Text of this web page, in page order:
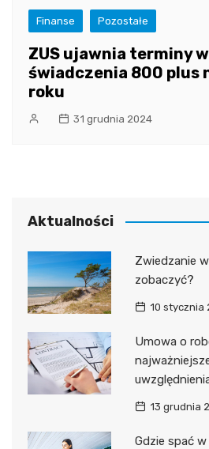
Finanse Pozostałe
ZUS ujawnia terminy
świadczenia 800 plus
roku
31 grudnia 2024
Aktualności
Zwiedzanie
zobaczyć?
10 stycznia
Umowa o
13 grudnia
Gdzie spać